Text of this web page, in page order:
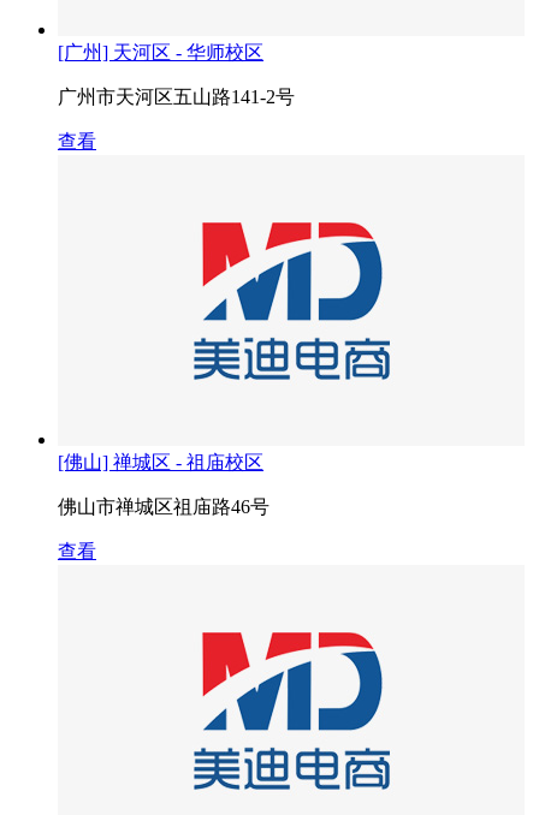
[广州] 天河区 - 华师校区
广州市天河区五山路141-2号
查看
[佛山] 禅城区 - 祖庙校区
佛山市禅城区祖庙路46号
查看